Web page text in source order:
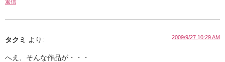
返信
タクミ より: 2009/9/27 10:29 AM
へえ、そんな作品が・・・